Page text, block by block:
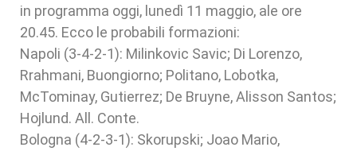
in programma oggi, lunedì 11 maggio, ale ore
20.45. Ecco le probabili formazioni:
Napoli (3-4-2-1): Milinkovic Savic; Di Lorenzo,
Rrahmani, Buongiorno; Politano, Lobotka,
McTominay, Gutierrez; De Bruyne, Alisson Santos;
Hojlund. All. Conte.
Bologna (4-2-3-1): Skorupski; Joao Mario,